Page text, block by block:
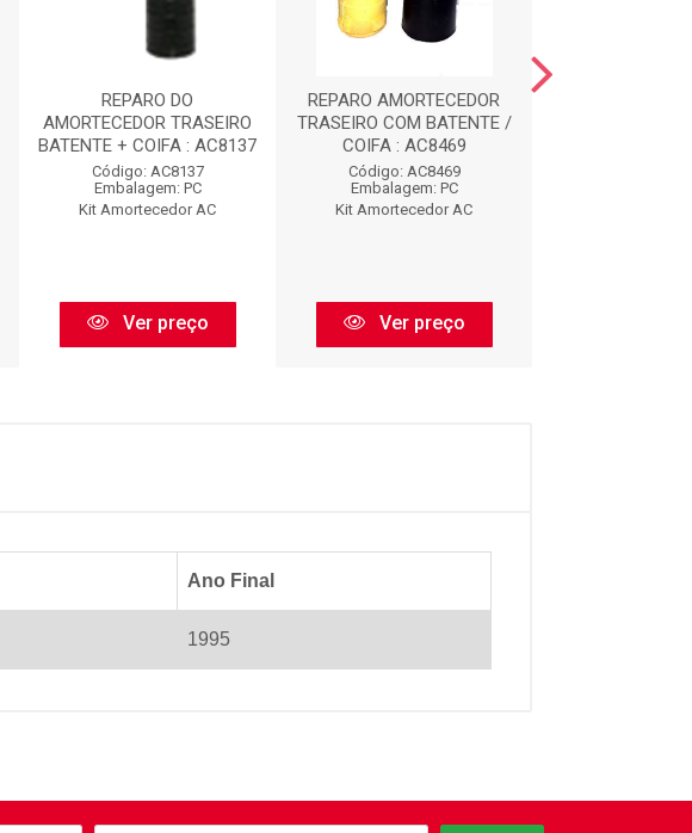
REPARO DO
AMORTECEDOR TRASEIRO
BATENTE + COIFA : AC8137
Código: AC8137
Embalagem: PC
Kit Amortecedor AC
Ver preço
REPARO AMORTECEDOR
TRASEIRO COM BATENTE /
COIFA : AC8469
Código: AC8469
Embalagem: PC
Kit Amortecedor AC
Ver preço
Ano Final
1995